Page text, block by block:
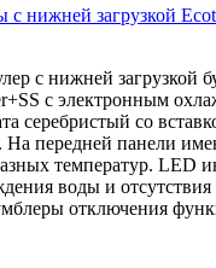
с нижней загрузкой
с нижней загрузкой
с электронным
серебристый со
передней панели
температур. LED
воды и
отключения